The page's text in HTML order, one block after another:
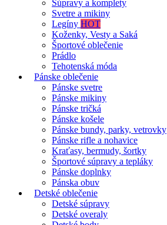
Súpravy a komplety
Svetre a mikiny
Legíny HOT
Koženky, Vesty a Saká
Športové oblečenie
Prádlo
Tehotenská móda
Pánske oblečenie
Pánske svetre
Pánske mikiny
Pánske tričká
Pánske košele
Pánske bundy, parky, vetrovky
Pánske rifle a nohavice
Kraťasy, bermudy, šortky
Športové súpravy a tepláky
Pánske doplnky
Pánska obuv
Detské oblečenie
Detské súpravy
Detské overaly